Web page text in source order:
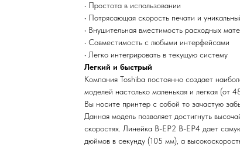
• Простота в использовании
• Потрясающая скорость печати и
• Внушительная вместимость расходных
• Совместимость с любыми интерфейсами
• Легко интегрировать в текущую систему
Легкий и быстрый
Компания Toshiba постоянно создает
моделей настолько маленькая и легкая (от
Вы носите принтер с собой то зачастую
Данная модель позволяет достигнуть
скоростях. Линейка B-EP2 B-EP4 дает
дюймов в секунду (105 мм), а